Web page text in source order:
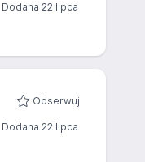
Dodana 22 lipca
Obserwuj
Dodana 22 lipca